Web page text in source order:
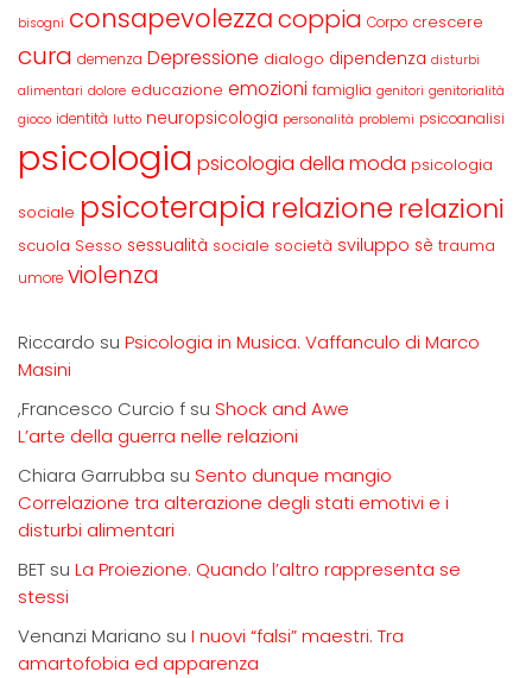
bisogni consapevolezzacoppia Corpo crescere
cura demenza Depressione dialogo dipendenza disturbi
alimentari dolore educazione emozioni famiglia genitori genitorialità
gioco identità lutto neuropsicologia personalità problemi psicoanalisi
psicologia psicologia della moda psicologia
sociale psicoterapia relazione relazioni
scuola Sesso sessualità sociale società sviluppo sè trauma
umore violenza
Riccardo su Psicologia in Musica. Vaffanculo di Marco
Masini
,Francesco Curcio f su Shock and Awe
L’arte della guerra nelle relazioni
Chiara Garrubba su Sento dunque mangio
Correlazione tra alterazione degli stati emotivi e i
disturbi alimentari
BET su La Proiezione. Quando l’altro rappresenta se
stessi
Venanzi Mariano su I nuovi “falsi” maestri. Tra
amartofobia ed apparenza